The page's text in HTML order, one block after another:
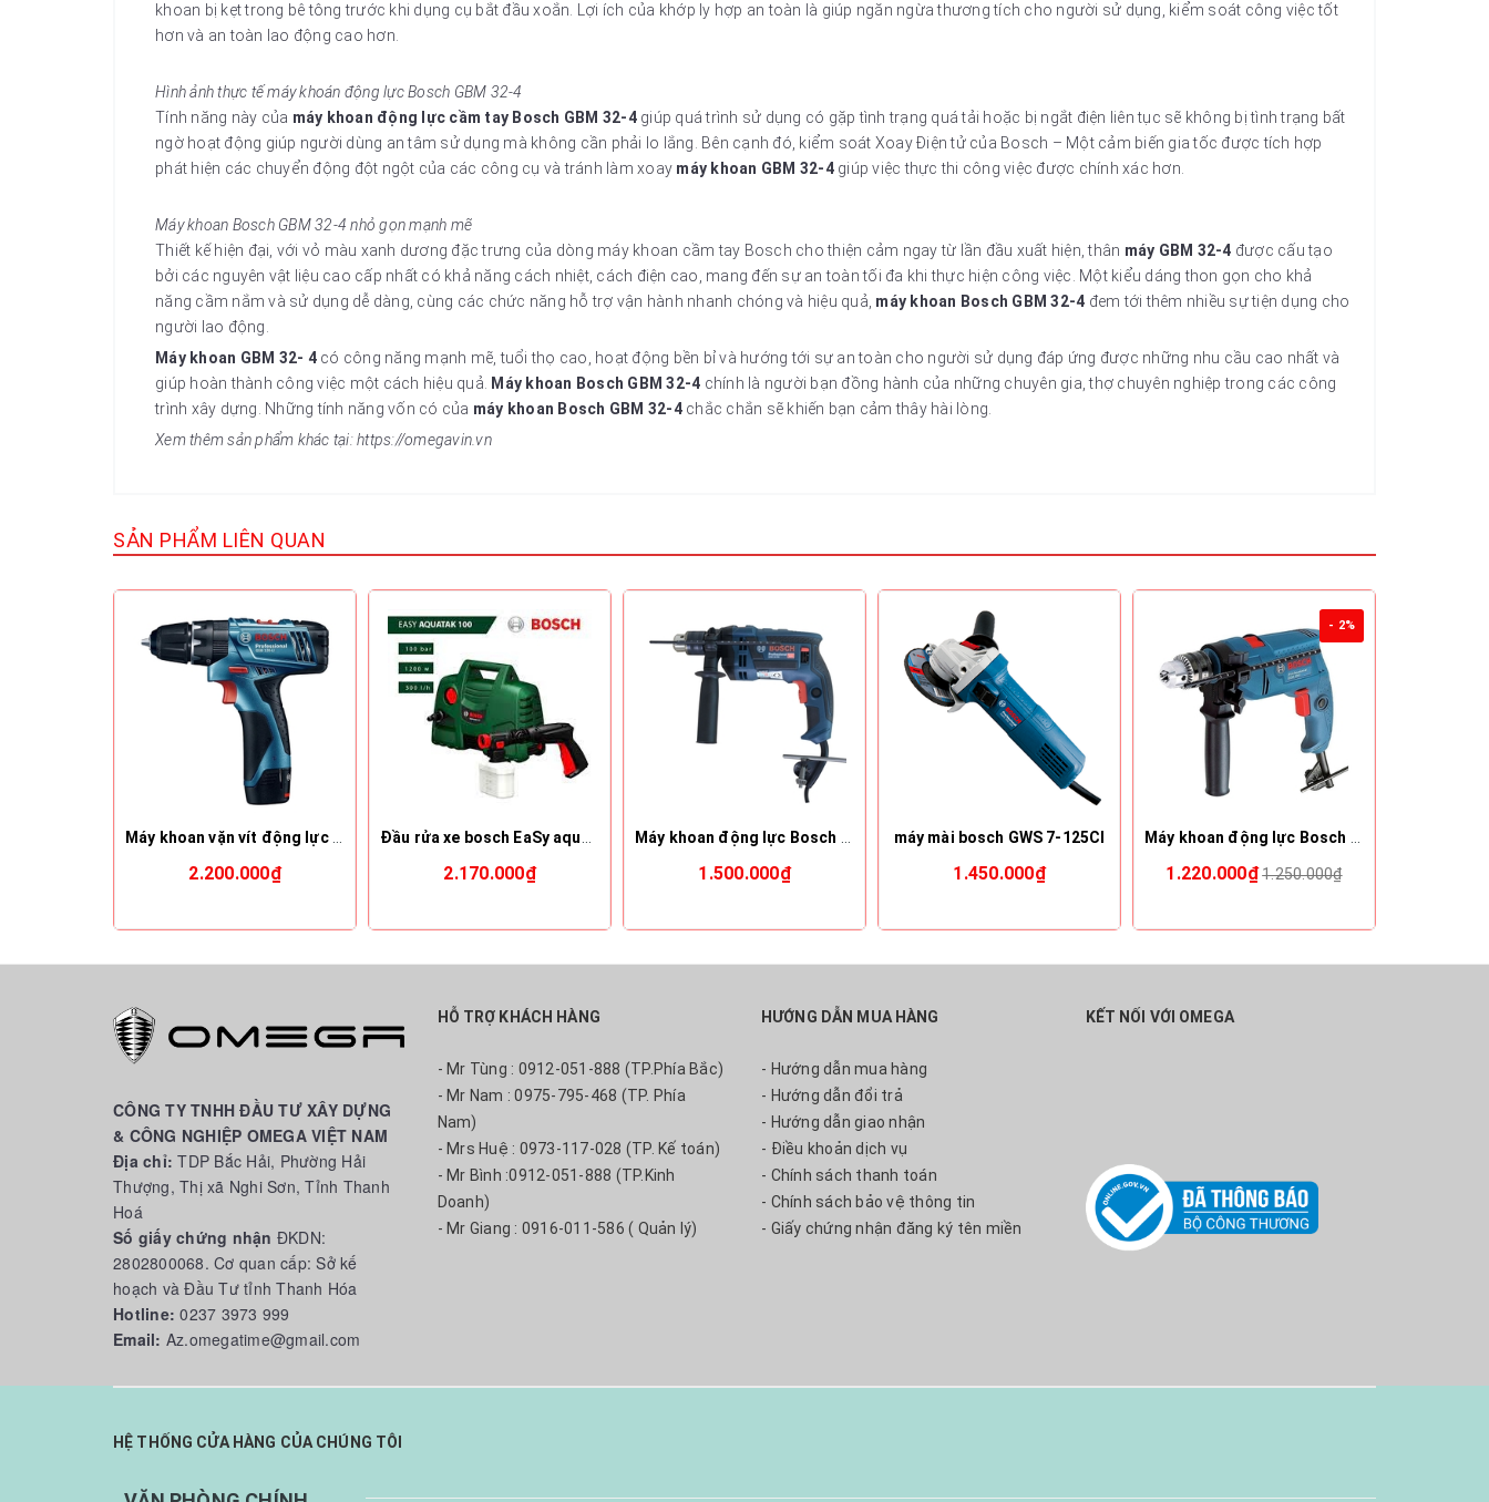
khoan bị kẹt trong bê tông trước khi dụng cụ bắt đầu xoắn. Lợi ích của khớp ly hợp an toàn là giúp ngăn ngừa thương tích cho người sử dụng, kiểm soát công việc tốt
hơn và an toàn lao động cao hơn.
Hình ảnh thực tế máy khoán động lực Bosch GBM 32-4
Tính năng này của máy khoan động lực cầm tay Bosch GBM 32-4giúp quá trình sử dụng có gặp tình trạng quá tải hoặc bị ngắt điện liên tục sẽ không bị tình trạng bất
ngờ hoạt động giúp người dùng an tâm sử dụng mà không cần phải lo lắng. Bên cạnh đó, kiểm soát Xoay Điện tử của Bosch – Một cảm biến gia tốc được tích hợp
phát hiện các chuyển động đột ngột của các công cụ và tránh làm xoay máy khoan GBM 32-4giúp việc thực thi công việc được chính xác hơn.
Máy khoan Bosch GBM 32-4 nhỏ gọn mạnh mẽ
Thiết kế hiện đại, với vỏ màu xanh dương đặc trưng của dòng máy khoan cầm tay Bosch cho thiện cảm ngay từ lần đầu xuất hiện, thân máy GBM 32-4 được cấu tạo
bởi các nguyên vật liệu cao cấp nhất có khả năng cách nhiệt, cách điện cao, mang đến sự an toàn tối đa khi thực hiện công việc. Một kiểu dáng thon gọn cho khả
năng cầm nắm và sử dụng dễ dàng, cùng các chức năng hỗ trợ vận hành nhanh chóng và hiệu quả, máy khoan Bosch GBM 32-4 đem tới thêm nhiều sự tiện dụng cho
người lao động.
Máy khoan GBM 32- 4có công năng mạnh mẽ, tuổi thọ cao, hoạt động bền bỉ và hướng tới sự an toàn cho người sử dụng đáp ứng được những nhu cầu cao nhất và
giúp hoàn thành công việc một cách hiệu quả. Máy khoan Bosch GBM 32-4 chính là người bạn đồng hành của những chuyên gia, thợ chuyên nghiệp trong các công
trình xây dựng. Những tính năng vốn có của máy khoan Bosch GBM 32-4chắc chắn sẽ khiến bạn cảm thây hài lòng.
Xem thêm sản phẩm khác tại: https://omegavin.vn
SẢN PHẨM LIÊN QUAN
2.200.000₫ 2.170.000₫ 1.500.000₫
máy mài bosch GWS 7-125CI
1.450.000₫
- 2%
1.220.000₫ 1.250.000₫
CÔNG TY TNHH ĐẦU TƯ XÂY DỰNG
& CÔNG NGHIỆP OMEGA VIỆT NAM
Địa chỉ:TDP Bắc Hải, Phường Hải
Thượng, Thị xã Nghi Sơn, Tỉnh Thanh
Hoá
Số giấy chứng nhận ĐKDN:
2802800068. Cơ quan cấp: Sở kế
hoạch và Đầu Tư tỉnh Thanh Hóa
Hotline:0237 3973 999
Email: Az.omegatime@gmail.com
HỖ TRỢ KHÁCH HÀNG
- Mr Tùng : 0912-051-888 (TP.Phía Bắc)
- Mr Nam : 0975-795-468 (TP. Phía
Nam)
- Mrs Huệ : 0973-117-028 (TP. Kế toán)
- Mr Bình :0912-051-888 (TP.Kinh
Doanh)
- Mr Giang : 0916-011-586 ( Quản lý)
HƯỚNG DẪN MUA HÀNG
- Hướng dẫn mua hàng
- Hướng dẫn đổi trả
- Hướng dẫn giao nhận
- Điều khoản dịch vụ
- Chính sách thanh toán
- Chính sách bảo vệ thông tin
- Giấy chứng nhận đăng ký tên miền
KẾT NỐI VỚI OMEGA
HỆ THỐNG CỬA HÀNG CỦA CHÚNG TÔI